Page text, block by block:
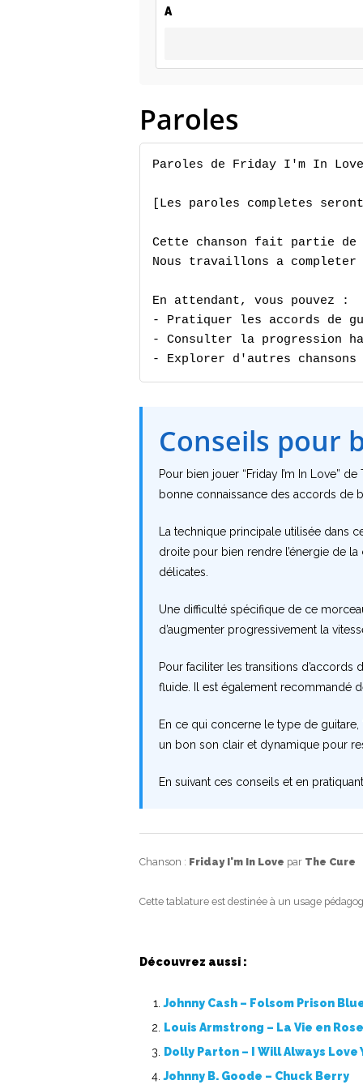
A
Paroles
Paroles de Friday I'm In
[Les paroles completes
Cette chanson fait partie
Nous travaillons a
En attendant, vous pouvez :
- Pratiquer les accords de
- Consulter la progression
- Explorer d'autres chansons
Conseils pour
Pour bien jouer “Friday I’m In Love”
bonne connaissance des accords de
La technique principale utilisée dans
droite pour bien rendre l’énergie de
délicates.
Une difficulté spécifique de ce
d’augmenter progressivement la
Pour faciliter les transitions
fluide. Il est également recommandé
En ce qui concerne le type de guitare,
un bon son clair et dynamique pour
En suivant ces conseils et en
Chanson : Friday I'm In Love par The Cure
Cette tablature est destinée à un usage
Découvrez aussi :
Johnny Cash – Folsom Prison
Louis Armstrong – La Vie en Rose
Dolly Parton – I Will Always Love
Johnny B. Goode – Chuck Berry